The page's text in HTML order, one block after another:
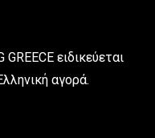
ειδικεύεται
αγορά.